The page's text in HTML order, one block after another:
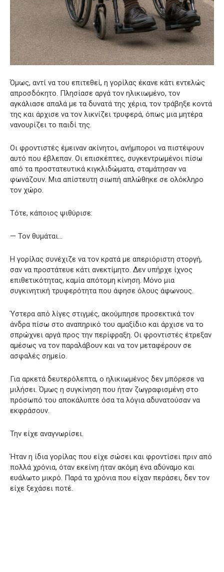
Όμως, αντί να του επιτεθεί, η γορίλας έκανε κάτι εντελώς
απροσδόκητο. Πλησίασε αργά τον ηλικιωμένο, τον
αγκάλιασε απαλά με τα δυνατά της χέρια, τον τράβηξε κοντά
της και άρχισε να τον λικνίζει τρυφερά, όπως μια μητέρα
νανουρίζει το παιδί της.
Οι φροντιστές έμειναν ακίνητοι, ανήμποροι να πιστέψουν
αυτό που έβλεπαν. Οι επισκέπτες, συγκεντρωμένοι πίσω
από τα προστατευτικά κιγκλιδώματα, σταμάτησαν να
φωνάζουν. Μια απίστευτη σιωπή απλώθηκε σε ολόκληρο
τον χώρο.
Τότε, κάποιος ψιθύρισε:
— Τον θυμάται…
Η γορίλας συνέχιζε να τον κρατά με απεριόριστη στοργή,
σαν να προστάτευε κάτι ανεκτίμητο. Δεν υπήρχε ίχνος
επιθετικότητας, καμία απότομη κίνηση. Μόνο μια
συγκινητική τρυφερότητα που άφησε όλους άφωνους.
Ύστερα από λίγες στιγμές, ακούμπησε προσεκτικά τον
άνδρα πίσω στο αναπηρικό του αμαξίδιο και άρχισε να το
σπρώχνει αργά προς την περίφραξη. Οι φροντιστές έτρεξαν
αμέσως να τον παραλάβουν και να τον μεταφέρουν σε
ασφαλές σημείο.
Για αρκετά δευτερόλεπτα, ο ηλικιωμένος δεν μπόρεσε να
μιλήσει. Όμως η συγκίνηση που ήταν ζωγραφισμένη στο
πρόσωπό του αποκάλυπτε όσα τα λόγια αδυνατούσαν να
εκφράσουν.
Την είχε αναγνωρίσει.
Ήταν η ίδια γορίλας που είχε σώσει και φροντίσει πριν από
πολλά χρόνια, όταν εκείνη ήταν ακόμη ένα αδύναμο και
ευάλωτο μικρό. Παρά τα χρόνια που είχαν περάσει, δεν τον
είχε ξεχάσει ποτέ.